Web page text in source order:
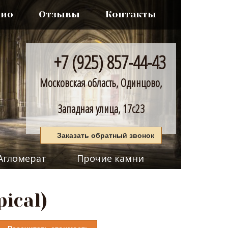
Отзывы Контакты
+7 (925) 857-44-43
Московская область, Одинцово,
Западная улица, 17с23
Заказать обратный звонок
Прочие камни